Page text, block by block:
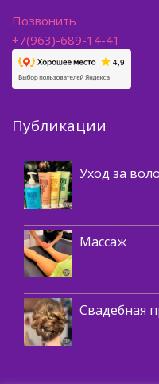
Позвонить
+7(963)-689-14-41
ПубликацииКосметика
Уход за
Массаж
Свадебная